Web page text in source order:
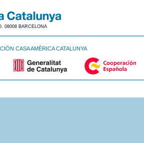
08008 BARCELONA
CASA AMÈRICA CATALUNYA